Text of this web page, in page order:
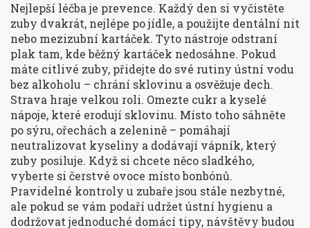
Nejlepší léčba je prevence. Každý den si vyčistěte
zuby dvakrát, nejlépe po jídle, a použijte dentální nit
nebo mezizubní kartáček. Tyto nástroje odstraní
plak tam, kde běžný kartáček nedosáhne. Pokud
máte citlivé zuby, přidejte do své rutiny ústní vodu
bez alkoholu – chrání sklovinu a osvěžuje dech.
Strava hraje velkou roli. Omezte cukr a kyselé
nápoje, které erodují sklovinu. Místo toho sáhněte
po sýru, ořechách a zelenině – pomáhají
neutralizovat kyseliny a dodávají vápník, který
zuby posiluje. Když si chcete něco sladkého,
vyberte si čerstvé ovoce místo bonbónů.
Pravidelné kontroly u zubaře jsou stále nezbytné,
ale pokud se vám podaří udržet ústní hygienu a
dodržovat jednoduché domácí tipy, návštěvy budou